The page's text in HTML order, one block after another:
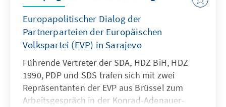
Europapolitischer Dialog der
Partnerparteien der Europäischen
Volkspartei (EVP) in Sarajevo
Führende Vertreter der SDA, HDZ BiH, HDZ
1990, PDP und SDS trafen sich mit zwei
Repräsentanten der EVP aus Brüssel zum
Arbeitsgespräch in der Konrad-Adenauer-